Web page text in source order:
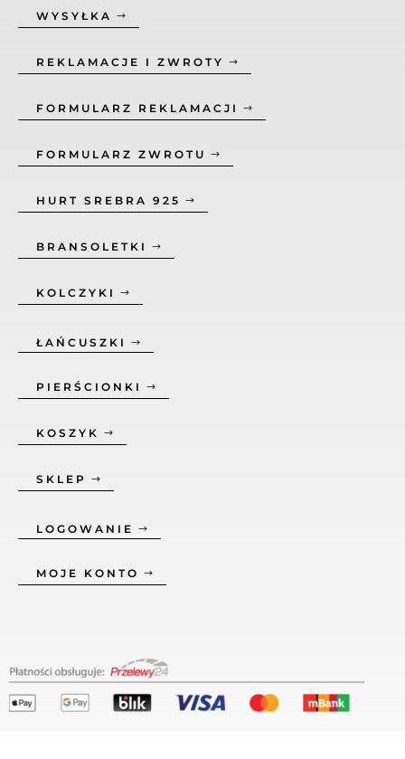
WYSYŁKA
REKLAMACJE I ZWROTY
FORMULARZ REKLAMACJI
FORMULARZ ZWROTU
HURT SREBRA 925
BRANSOLETKI
KOLCZYKI
ŁAŃCUSZKI
PIERŚCIONKI
KOSZYK
SKLEP
LOGOWANIE
MOJE KONTO